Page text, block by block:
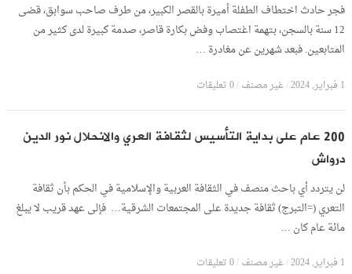
فجر حادث اختطاف الطفلة أميرة بالقصر الكبير، من طرف صاحب سوابق، قضى
12 سنة بالسجن، بتهمة اغتصاب وفض بكارة قاصر، صدمة كبيرة لدى كثير من
المتابعين. فبعد شهرين عن مغادرة …
1 فبراير, 2024 /غير مصنف/0 تعليقات
200 عام على بداية التأسيس لثقافة العري والانحلال نور الدين
درواش
لن يتردد أي باحث منصف في الثقافة العربية والإسلامية في الحكم بأن ثقافة
التعري (=التبرج) ثقافة جديدة على المجتمعات الشرقية… فإلى عهد قريب لا يبلغ
مائة عام كان …
1 فبراير, 2024 /غير مصنف/0 تعليقات